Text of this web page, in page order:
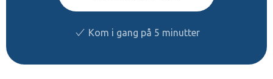
Kom i gang på 5 minutter